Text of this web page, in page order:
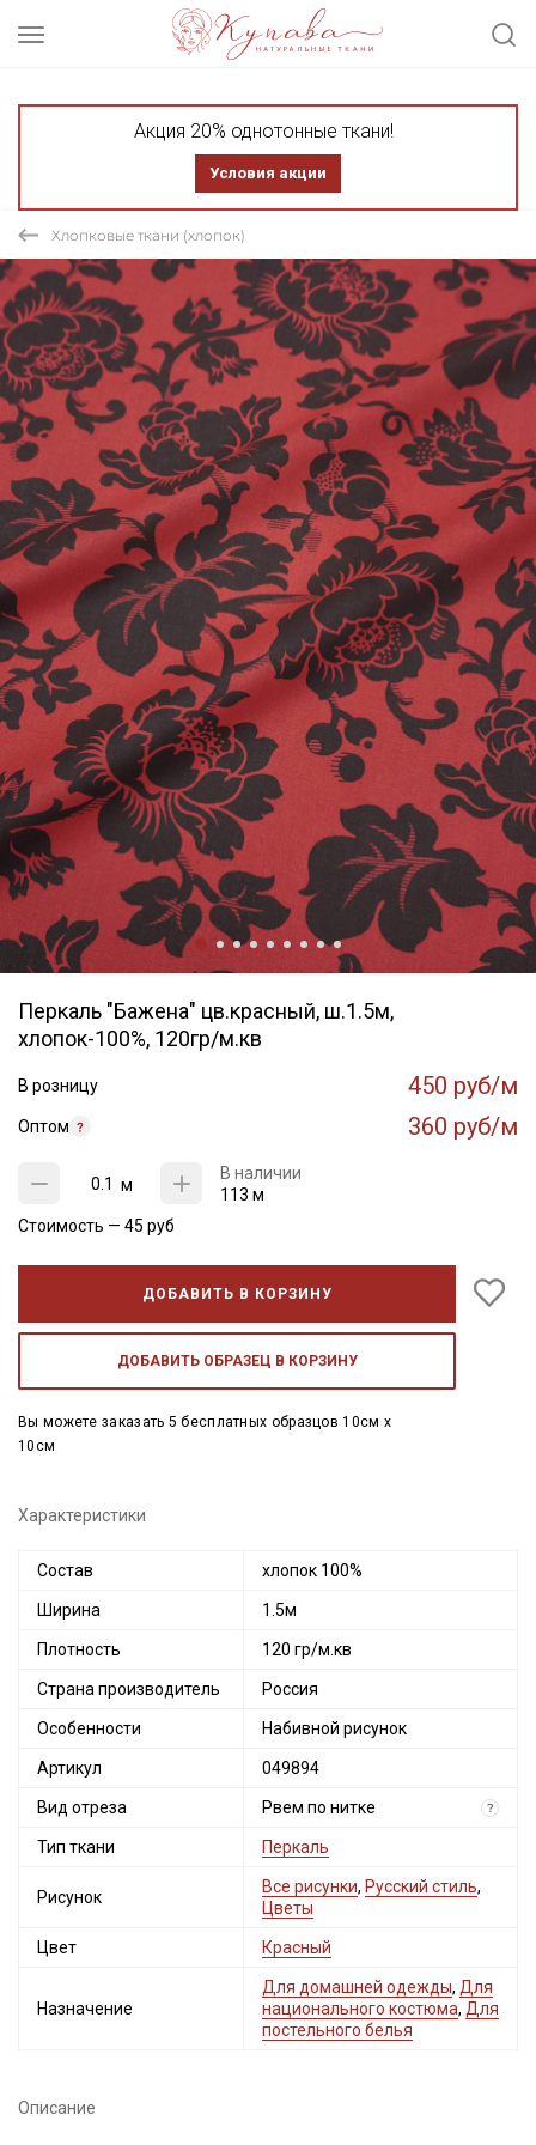
Акция 20% однотонные ткани!
Условия акции
Хлопковые ткани (хлопок)
Перкаль "Бажена" цв.красный, ш.1.5м,
хлопок-100%, 120гр/м.кв
В розницу 450 руб/м
Оптом 360 руб/м
м
В наличии
113 м
Стоимость — 45 руб
ДОБАВИТЬ В КОРЗИНУ
ДОБАВИТЬ ОБРАЗЕЦ В КОРЗИНУ
Вы можете заказать 5 бесплатных образцов 10см x
10см
Характеристики
Состав хлопок 100%
Ширина 1.5м
Плотность 120 гр/м.кв
Страна производитель Россия
Особенности Набивной рисунок
Артикул 049894
Вид отреза Рвем по нитке ?
Тип ткани Перкаль
Рисунок
Все рисунки, Русский стиль,
Цветы
Цвет Красный
Назначение
Для домашней одежды, Для
национального костюма, Для
постельного белья
Описание